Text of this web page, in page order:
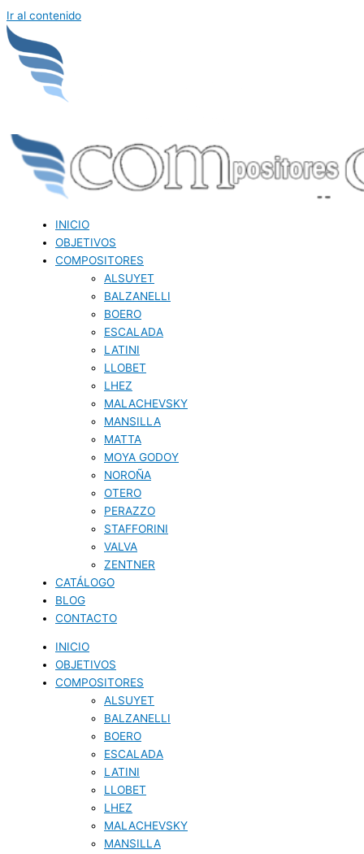
Ir al contenido
INICIO
OBJETIVOS
COMPOSITORES
ALSUYET
BALZANELLI
BOERO
ESCALADA
LATINI
LLOBET
LHEZ
MALACHEVSKY
MANSILLA
MATTA
MOYA GODOY
NOROÑA
OTERO
PERAZZO
STAFFORINI
VALVA
ZENTNER
CATÁLOGO
BLOG
CONTACTO
INICIO
OBJETIVOS
COMPOSITORES
ALSUYET
BALZANELLI
BOERO
ESCALADA
LATINI
LLOBET
LHEZ
MALACHEVSKY
MANSILLA